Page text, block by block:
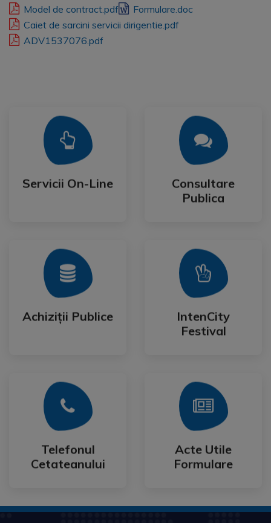
Model de contract.pdf
Formulare.doc
Caiet de sarcini servicii dirigentie.pdf
ADV1537076.pdf
Servicii On-Line
Servicii On-Line
Mai Mult
Consultare
Publica
Consultare
Publica
Mai Mult
Achiziții Publice
Achiziții Publice
Mai Mult
IntenCity
Festival
IntenCity
Festival
Mai Mult
Telefonul
Cetateanului
Telefonul
Cetateanului
Mai Mult
Acte Utile
Formulare
Acte Utile
Formulare
Mai Mult